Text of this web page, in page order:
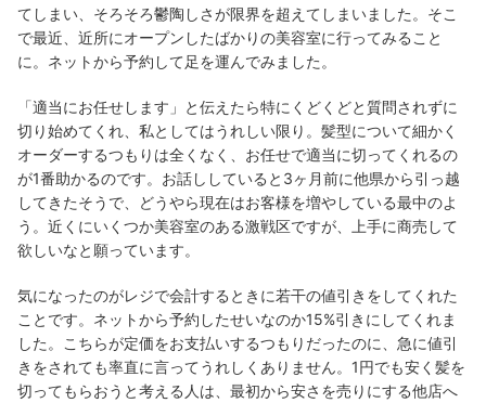
てしまい、そろそろ鬱陶しさが限界を超えてしまいました。そこ
で最近、近所にオープンしたばかりの美容室に行ってみること
に。ネットから予約して足を運んでみました。
「適当にお任せします」と伝えたら特にくどくどと質問されずに
切り始めてくれ、私としてはうれしい限り。髪型について細かく
オーダーするつもりは全くなく、お任せで適当に切ってくれるの
が1番助かるのです。お話ししていると3ヶ月前に他県から引っ越
してきたそうで、どうやら現在はお客様を増やしている最中のよ
う。近くにいくつか美容室のある激戦区ですが、上手に商売して
欲しいなと願っています。
気になったのがレジで会計するときに若干の値引きをしてくれた
ことです。ネットから予約したせいなのか15%引きにしてくれま
した。こちらが定価をお支払いするつもりだったのに、急に値引
きをされても率直に言ってうれしくありません。1円でも安く髪を
切ってもらおうと考える人は、最初から安さを売りにする他店へ